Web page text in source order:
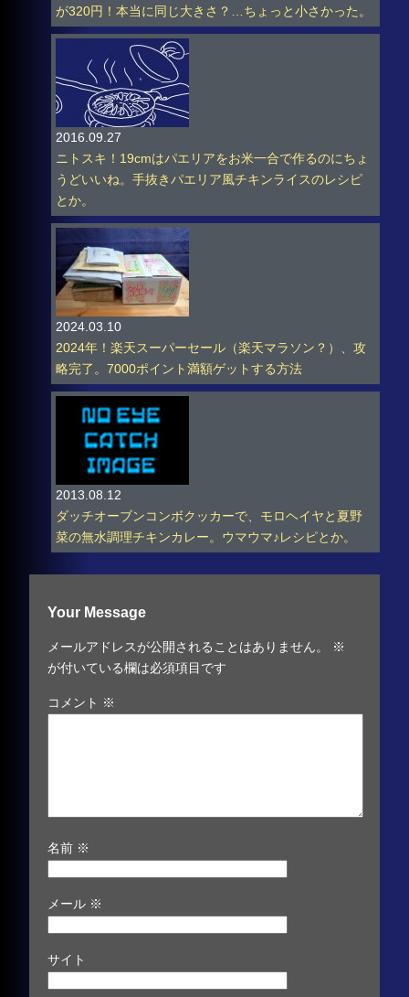
が320円！本当に同じ大きさ？…ちょっと小さかった。
2016.09.27
ニトスキ！19cmはパエリアをお米一合で作るのにちょ
うどいいね。手抜きパエリア風チキンライスのレシピ
とか。
2024.03.10
2024年！楽天スーパーセール（楽天マラソン？）、攻
略完了。7000ポイント満額ゲットする方法
2013.08.12
ダッチオーブンコンボクッカーで、モロヘイヤと夏野
菜の無水調理チキンカレー。ウマウマ♪レシピとか。
Your Message
メールアドレスが公開されることはありません。
※
が付いている欄は必須項目です
コメント ※
名前 ※
メール ※
サイト